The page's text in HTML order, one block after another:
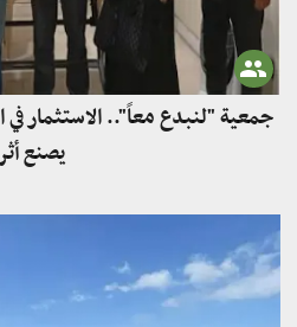
جمعية "لنبدع معاً".. الاستثمار في
يصنع